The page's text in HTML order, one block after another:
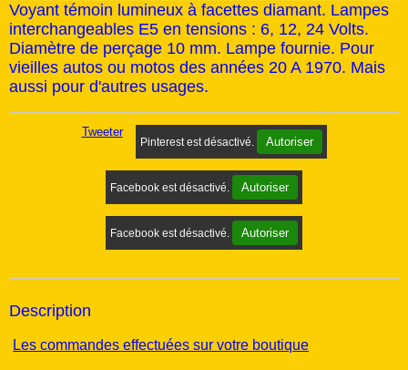
Voyant témoin lumineux à facettes diamant. Lampes
interchangeables E5 en tensions : 6, 12, 24 Volts.
Diamètre de perçage 10 mm. Lampe fournie. Pour
vieilles autos ou motos des années 20 A 1970. Mais
aussi pour d'autres usages.
Tweeter
Pinterest est désactivé. Autoriser
Facebook est désactivé. Autoriser
Facebook est désactivé. Autoriser
Description
Les commandes effectuées sur votre boutique